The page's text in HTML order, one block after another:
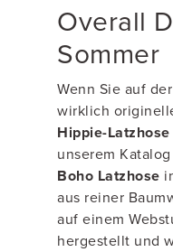
Overall
Sommer
Wenn Sie auf
wirklich
Hippie-Latzhose
unserem
Boho Latzhose
aus reiner
auf einem
hergestellt und